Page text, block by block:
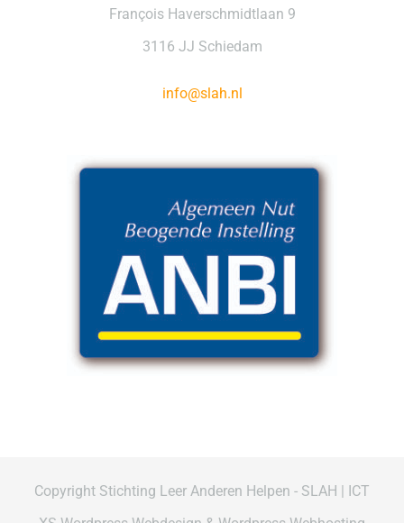
François Haverschmidtlaan 9
3116 JJ Schiedam
info@slah.nl
Copyright Stichting Leer Anderen Helpen - SLAH | ICT